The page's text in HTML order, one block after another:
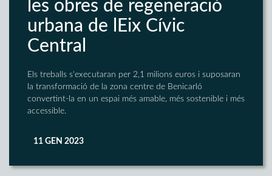
les obres de regeneració
urbana de lEix Cívic
Central
Els treballs s'executaran per 2,1 milions euros i suposaran
la transformació de la zona centre de Benicarló
convertint-la en un espai més amable, més sostenible i més
accessible.
11 GEN 2023